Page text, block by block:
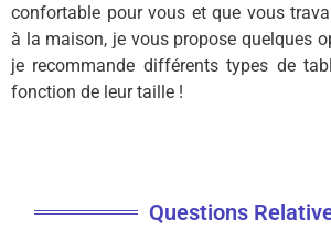
confortable pour vous et que vous
à la maison, je vous propose quelques
je recommande différents types de
fonction de leur taille !
Questions